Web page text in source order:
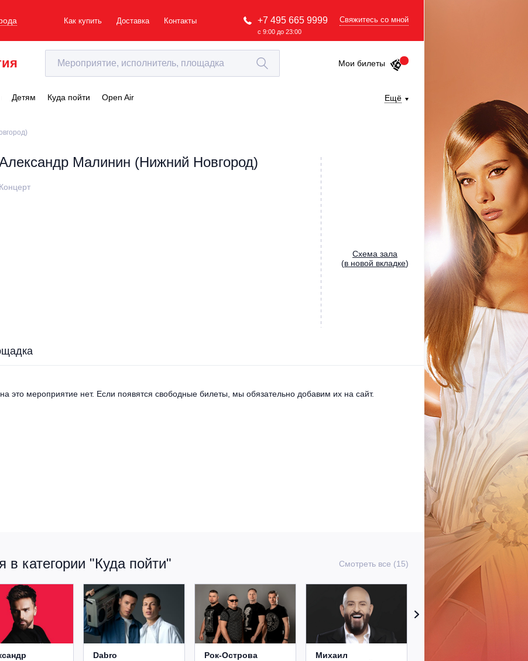
Как купить Доставка Контакты +7 495 665 9999
с 9:00 до 23:00
Свяжитесь со мной
Мои билеты
Детям Куда пойти Open Air Ещё
Малинин (Нижний Новгород)
Концерт
Cхема зала
(в новой вкладке)
это мероприятие нет. Если появятся свободные билеты, мы обязательно добавим их на сайт.
категории "Куда пойти" Смотреть все (15)
Dabro Рок-Острова
Михаил